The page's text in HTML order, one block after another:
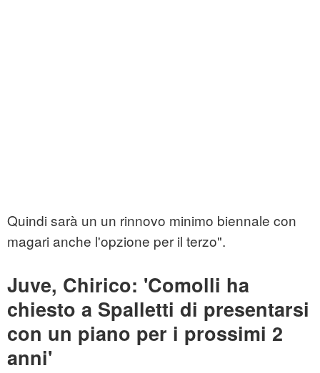
Quindi sarà un un rinnovo minimo biennale con
magari anche l'opzione per il terzo".
Juve, Chirico: 'Comolli ha
chiesto a Spalletti di presentarsi
con un piano per i prossimi 2
anni'